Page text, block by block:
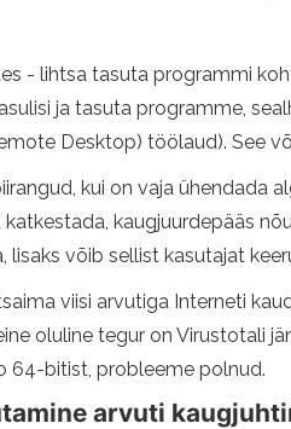
- lihtsa tasuta programmi
ja tasuta programme,
Desktop) töölaud). See
kui on vaja ühendada
kaugjuurdepääs
lisaks võib sellist kasutajat
viisi arvutiga Interneti
​​oluline tegur on Virustotali
64-bitist, probleeme polnud.
arvuti